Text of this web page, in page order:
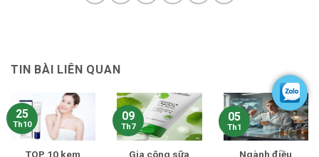
TIN BÀI LIÊN QUAN
TOP 10 kem
25
Th10
Gia công sữa
09
Th7
Ngành điều
05
Th1